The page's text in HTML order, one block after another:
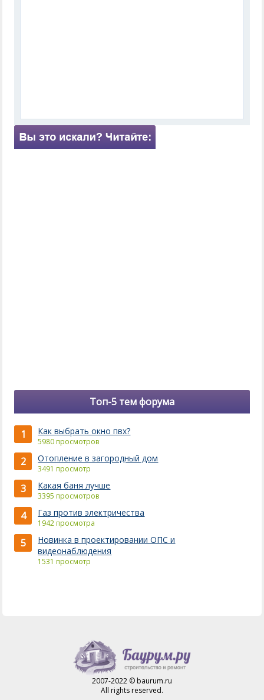
Топ-5 тем форума
1 Как выбрать окно пвх?
5980 просмотров
2 Отопление в загородный дом
3491 просмотр
3 Какая баня лучше
3395 просмотров
4 Газ против электричества
1942 просмотра
5
Новинка в проектировании ОПС и
видеонаблюдения
1531 просмотр
2007-2022 © baurum.ru
All rights reserved.